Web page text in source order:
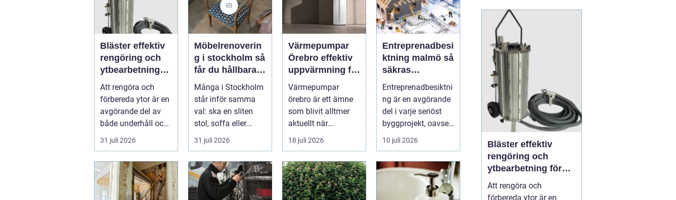
Bläster effektiv
rengöring och
ytbearbetning
för proffs och
hantverkare
Att rengöra och
förbereda ytor är en
avgörande del av
både underhåll och
renovering. Färg,
rost, smu...
31 juli 2026
Möbelrenoverin
g i stockholm så
får du hållbara
och vackra
möbler
Många i Stockholm
står inför samma
val: ska en sliten
stol, soffa eller
fåtölj slängas,
säljas billi...
31 juli 2026
Värmepumpar
Örebro effektiv
uppvärmning för
hus och
fastigheter
Värmepumpar
örebro är ett ämne
som blivit alltmer
aktuellt när
energipriser stiger
och fler vill sän...
18 juli 2026
Entreprenadbesi
ktning malmö så
säkras
kvaliteten i
byggprojekt
Entreprenadbesiktni
ng är en avgörande
del i varje seriöst
byggprojekt, oavsett
om det handlar om
en ...
10 juli 2026
skapar en gemensam
säkerhetsnivå i en
bransch där jobbet ofta
sker långt frå...
Bläster effektiv
rengöring och
ytbearbetning för
proffs och
hantverkare
Att rengöra och
förbereda ytor är en